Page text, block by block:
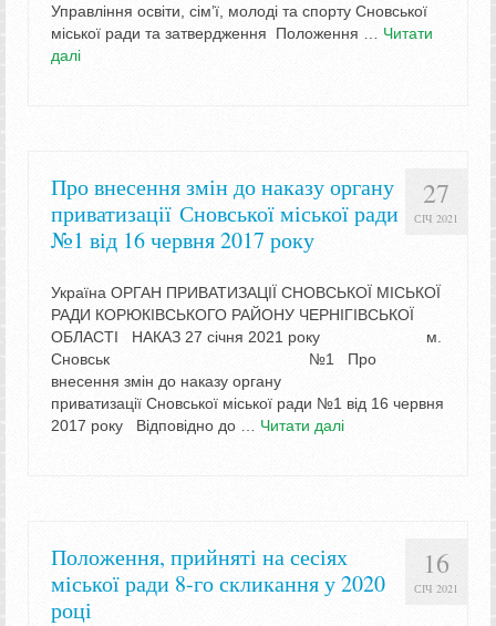
Управління освіти, сім’ї, молоді та спорту Сновської
міської ради та затвердження Положення … Читати
далі
27
СІЧ 2021
Про внесення змін до наказу органу
приватизації Сновської міської ради
№1 від 16 червня 2017 року
Україна ОРГАН ПРИВАТИЗАЦІЇ СНОВСЬКОЇ МІСЬКОЇ
РАДИ КОРЮКІВСЬКОГО РАЙОНУ ЧЕРНІГІВСЬКОЇ
ОБЛАСТІ НАКАЗ 27 січня 2021 року м.
Сновськ №1 Про
внесення змін до наказу органу
приватизації Сновської міської ради №1 від 16 червня
2017 року Відповідно до … Читати далі
16
СІЧ 2021
Положення, прийняті на сесіях
міської ради 8-го скликання у 2020
році